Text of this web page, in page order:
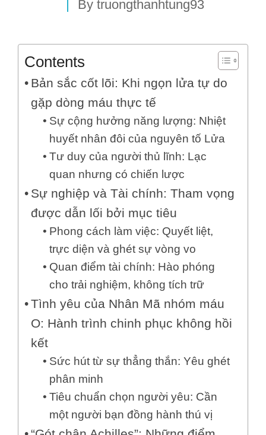
By truongthanhtung93
Contents
Bản sắc cốt lõi: Khi ngọn lửa tự do
gặp dòng máu thực tế
Sự cộng hưởng năng lượng: Nhiệt
huyết nhân đôi của nguyên tố Lửa
Tư duy của người thủ lĩnh: Lạc
quan nhưng có chiến lược
Sự nghiệp và Tài chính: Tham vọng
được dẫn lối bởi mục tiêu
Phong cách làm việc: Quyết liệt,
trực diện và ghét sự vòng vo
Quan điểm tài chính: Hào phóng
cho trải nghiệm, không tích trữ
Tình yêu của Nhân Mã nhóm máu
O: Hành trình chinh phục không hồi
kết
Sức hút từ sự thẳng thắn: Yêu ghét
phân minh
Tiêu chuẩn chọn người yêu: Cần
một người bạn đồng hành thú vị